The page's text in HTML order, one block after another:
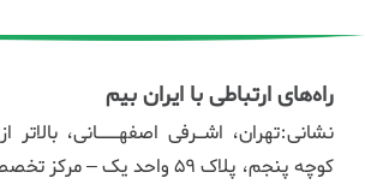
راه‌های ارتباطی با ایران بیم
نشانی:تهران، اشـرفی اصفهـــانی، بالاتر
کوچه پنجم، پلاک ۵۹ واحد یک –